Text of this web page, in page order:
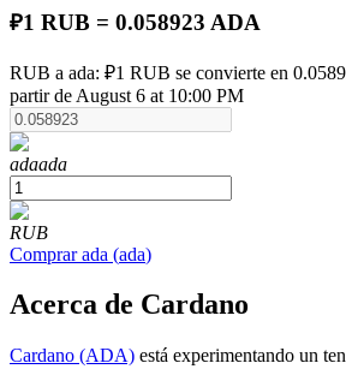
Futuros del USDT
Futuros que utilizan USDT como
Futuros COIN-M
₽1 RUB = 0.058923 ADA
RUB a ada: ₽1 RUB se convierte en
partir de August 6 at 10:00 PM
adaada
RUB
Comprar ada (ada)
Acerca de Cardano
Cardano (ADA) está experimentando un